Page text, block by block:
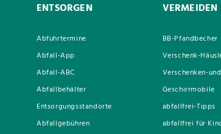
ENTSORGEN
Abfuhrtermine
Abfall-App
Abfall-ABC
Abfallbehälter
Entsorgungsstandorte
Abfallgebühren
VERMEIDEN
BB-Pfandbecher
Verschenk-
Verschenken-
Geschirrmobile
abfallfrei-Tipps
abfallfrei für